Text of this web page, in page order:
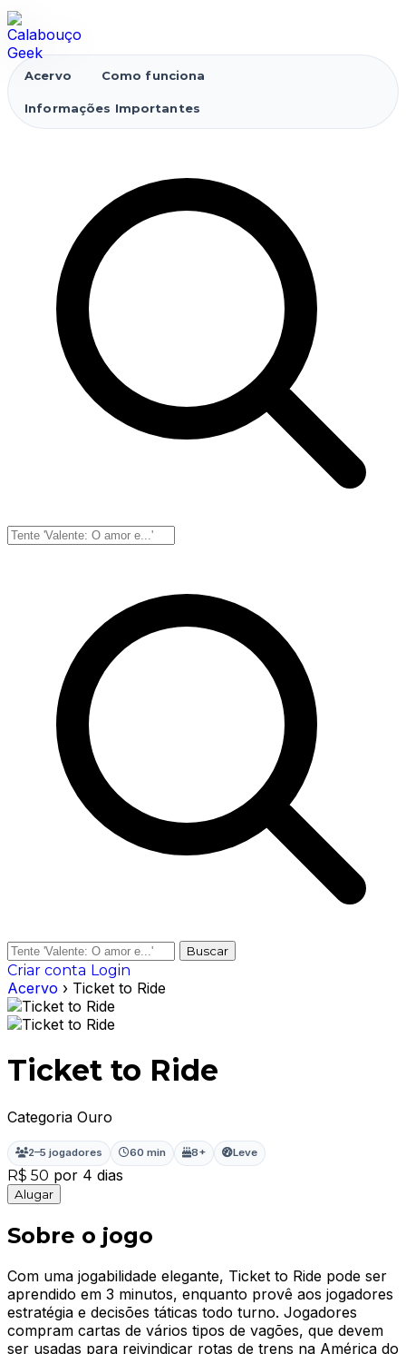
Acervo Como funciona
Informações Importantes
Buscar
Criar conta Login
Acervo › Ticket to Ride
Ticket to Ride
Categoria Ouro
2–5 jogadores 60 min 8+ Leve
R$ 50 por 4 dias
Alugar
Sobre o jogo
Com uma jogabilidade elegante, Ticket to Ride pode ser
aprendido em 3 minutos, enquanto provê aos jogadores
estratégia e decisões táticas todo turno. Jogadores
compram cartas de vários tipos de vagões, que devem
ser usadas para reivindicar rotas de trens na América do